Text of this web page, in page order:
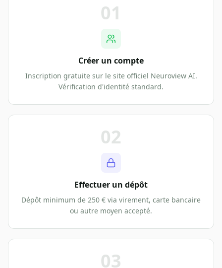
01
Créer un compte
Inscription gratuite sur le site officiel Neuroview AI.
Vérification d'identité standard.
02
Effectuer un dépôt
Dépôt minimum de 250 € via virement, carte bancaire
ou autre moyen accepté.
03